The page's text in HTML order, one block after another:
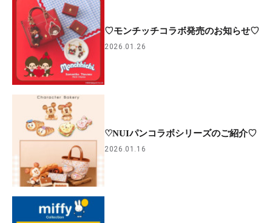
♡モンチッチコラボ発売のお知らせ♡
2026.01.26
♡NUIパンコラボシリーズのご紹介♡
2026.01.16